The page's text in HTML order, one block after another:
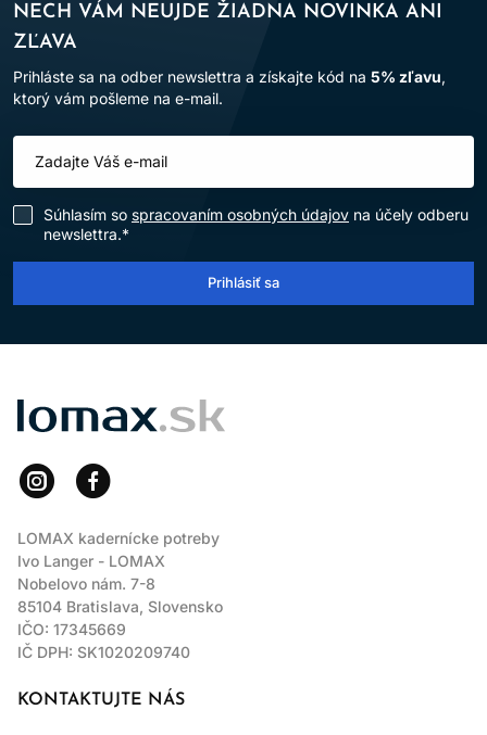
NECH VÁM NEUJDE ŽIADNA NOVINKA ANI
ZĽAVA
Prihláste sa na odber newslettra a získajte kód na 5% zľavu,
ktorý vám pošleme na e-mail.
Súhlasím so spracovaním osobných údajov na účely odberu
newslettra.*
Prihlásiť sa
LOMAX
LOMAX kadernícke potreby
Ivo Langer - LOMAX
Nobelovo nám. 7-8
85104 Bratislava, Slovensko
IČO: 17345669
IČ DPH: SK1020209740
KONTAKTUJTE NÁS